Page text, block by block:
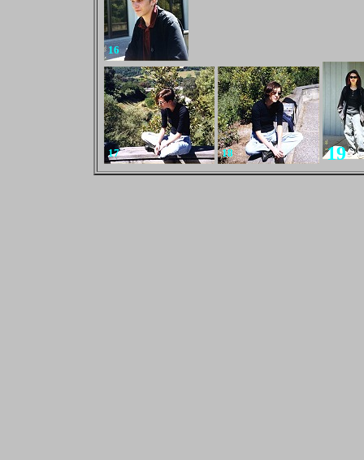
16
17 18 19